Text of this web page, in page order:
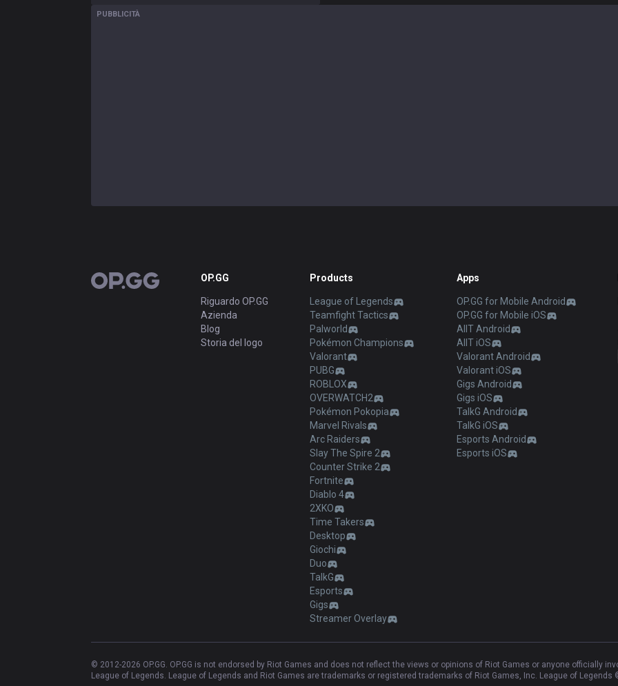
PUBBLICITÀ
OP.GG OP.GG
Riguardo OP.GG
Azienda
Blog
Storia del logo
Products
League of Legends
Teamfight Tactics
Palworld
Pokémon Champions
Valorant
PUBG
ROBLOX
OVERWATCH2
Pokémon Pokopia
Marvel Rivals
Arc Raiders
Slay The Spire 2
Counter Strike 2
Fortnite
Diablo 4
2XKO
Time Takers
Desktop
Giochi
Duo
TalkG
Esports
Gigs
Streamer Overlay
Apps
OP.GG for Mobile Android
OP.GG for Mobile iOS
AllT Android
AllT iOS
Valorant Android
Valorant iOS
Gigs Android
Gigs iOS
TalkG Android
TalkG iOS
Esports Android
Esports iOS
© 2012-2026 OP.GG. OP.GG is not endorsed by Riot Games and does not reflect the views or opinions of Riot Games or anyone officially
League of Legends. League of Legends and Riot Games are trademarks or registered trademarks of Riot Games, Inc. League of Legends